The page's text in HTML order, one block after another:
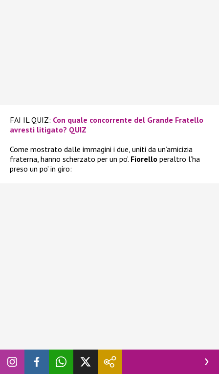
FAI IL QUIZ: Con quale concorrente del Grande Fratello
avresti litigato? QUIZ
Come mostrato dalle immagini i due, uniti da un’amicizia
fraterna, hanno scherzato per un po’. Fiorello peraltro l’ha
preso un po’ in giro: